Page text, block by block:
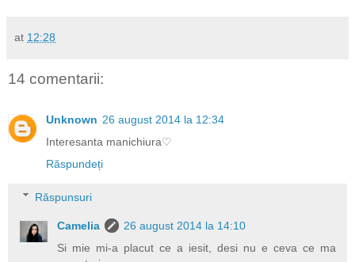
at 12:28
14 comentarii:
Unknown 26 august 2014 la 12:34
Interesanta manichiura♡
Răspundeți
Răspunsuri
Camelia
26 august 2014 la 14:10
Si mie mi-a placut ce a iesit, desi nu e ceva ce ma